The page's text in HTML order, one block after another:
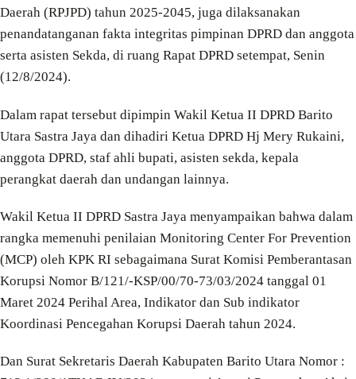
Daerah (RPJPD) tahun 2025-2045, juga dilaksanakan
penandatanganan fakta integritas pimpinan DPRD dan anggota
serta asisten Sekda, di ruang Rapat DPRD setempat, Senin
(12/8/2024).
Dalam rapat tersebut dipimpin Wakil Ketua II DPRD Barito
Utara Sastra Jaya dan dihadiri Ketua DPRD Hj Mery Rukaini,
anggota DPRD, staf ahli bupati, asisten sekda, kepala
perangkat daerah dan undangan lainnya.
Wakil Ketua II DPRD Sastra Jaya menyampaikan bahwa dalam
rangka memenuhi penilaian Monitoring Center For Prevention
(MCP) oleh KPK RI sebagaimana Surat Komisi Pemberantasan
Korupsi Nomor B/121/-KSP/00/70-73/03/2024 tanggal 01
Maret 2024 Perihal Area, Indikator dan Sub indikator
Koordinasi Pencegahan Korupsi Daerah tahun 2024.
Dan Surat Sekretaris Daerah Kabupaten Barito Utara Nomor :